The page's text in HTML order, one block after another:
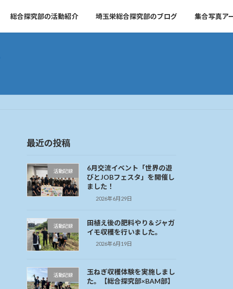
総合探究部の活動紹介 埼玉栄総合探究部のブログ 集合写真ア
最近の投稿
活動記録
6月交流イベント「世界の遊
びとJOBフェスタ」を開催し
ました！
2026年6月29日
活動記録
田植え後の肥料やり＆ジャガ
イモ収穫を行いました。
2026年6月19日
活動記録
玉ねぎ収穫体験を実施しまし
た。【総合探究部×BAM部】